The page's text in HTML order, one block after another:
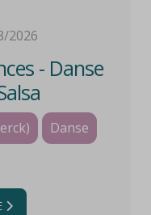
2026
- Danse
Danse